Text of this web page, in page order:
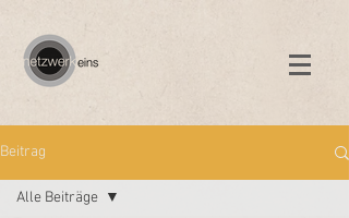
Beitrag
Alle Beiträge